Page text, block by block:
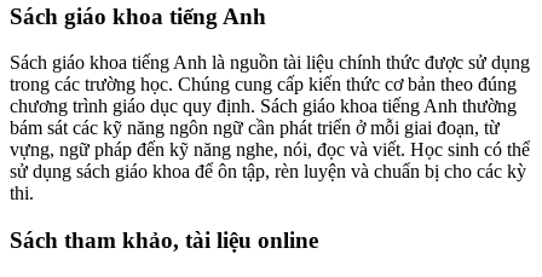
Sách giáo khoa tiếng Anh
Sách giáo khoa tiếng Anh là nguồn tài liệu chính thức được sử dụng
trong các trường học. Chúng cung cấp kiến thức cơ bản theo đúng
chương trình giáo dục quy định. Sách giáo khoa tiếng Anh thường
bám sát các kỹ năng ngôn ngữ cần phát triển ở mỗi giai đoạn, từ
vựng, ngữ pháp đến kỹ năng nghe, nói, đọc và viết. Học sinh có thể
sử dụng sách giáo khoa để ôn tập, rèn luyện và chuẩn bị cho các kỳ
thi.
Sách tham khảo, tài liệu online